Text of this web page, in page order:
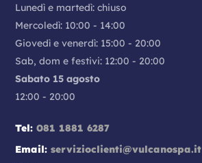
Lunedì e martedì: chiuso
Mercoledì: 10:00 - 14:00
Giovedì e venerdì: 15:00 - 20:00
Sab, dom e festivi: 12:00 - 20:00
Sabato 15 agosto
12:00 - 20:00
Tel: 081 1881 6287
Email: servizioclienti@vulcanospa.it